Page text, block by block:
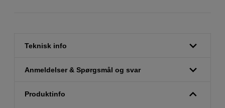
Teknisk info
Anmeldelser & Spørgsmål og svar
Produktinfo